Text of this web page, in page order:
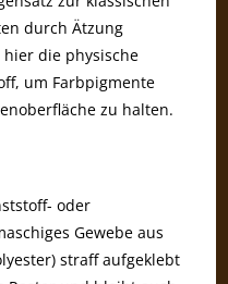
durch Ätzung
die physische
um Farbpigmente
zu halten.
oder
Gewebe aus
straff aufgeklebt